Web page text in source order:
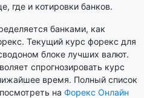
где и котировки банков.
банками, как
Текущий курс форекс для
блоке лучших валют.
спрогнозировать курс
время. Полный список
на Форекс Онлайн